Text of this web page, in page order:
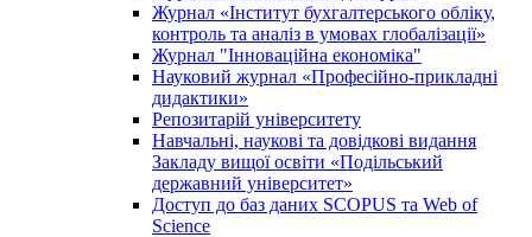
Журнал «Інститут бухгалтерського обліку,
контроль та аналіз в умовах глобалізації»
Журнал "Інноваційна економіка"
Науковий журнал «Професійно-прикладні
дидактики»
Репозитарій університету
Навчальні, наукові та довідкові видання
Закладу вищої освіти «Подільський
державний університет»
Доступ до баз даних SCOPUS та Web of
Science